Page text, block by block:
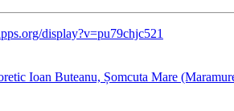
display?v=pu79chjc521
Ioan Buteanu, Șomcuta Mare